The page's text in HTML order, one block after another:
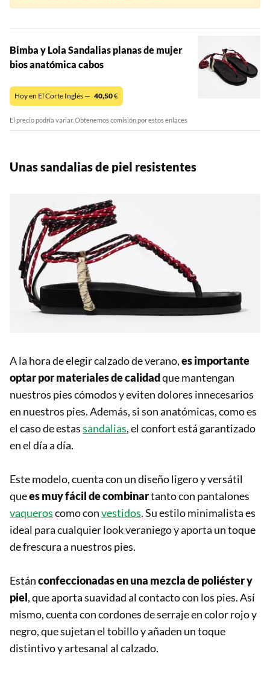
Bimba y Lola Sandalias planas de mujer
bios anatómica cabos
Hoy en El Corte Inglés — 40,50€
El precio podría variar. Obtenemos comisión por estos enlaces
Unas sandalias de piel resistentes
A la hora de elegir calzado de verano,es importante
optar por materiales de calidadque mantengan
nuestros pies cómodos y eviten dolores innecesarios
en nuestros pies. Además, si son anatómicas, como es
el caso de estassandalias, el confort está garantizado
en el día a día.
Este modelo, cuenta con un diseño ligero y versátil
quees muy fácil de combinartanto con pantalones
vaqueroscomo convestidos. Su estilo minimalista es
ideal para cualquier look veraniego y aporta un toque
de frescura a nuestros pies.
Estánconfeccionadas en una mezcla de poliéster y
piel, que aporta suavidad al contacto con los pies. Así
mismo, cuenta con cordones de serraje en color rojo y
negro, que sujetan el tobillo y añaden un toque
distintivo y artesanal al calzado.